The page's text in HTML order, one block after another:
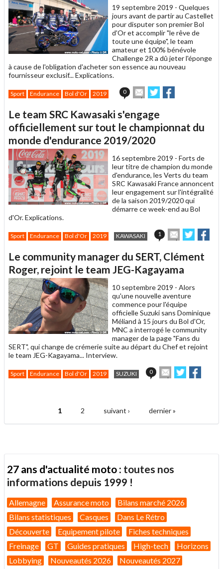
19 septembre 2019 - Quelques
jours avant de partir au Castellet
pour disputer son premier Bol
d'Or et accomplir "le rêve de
toute une équipe", le team
amateur et 100% bénévole
Challenge 2R a dû jeter l'éponge
à cause de l'obligation d'acheter son essence au nouveau
fournisseur exclusif... Explications.
Sport Endurance Bol d'Or 2019 0
Envoyer
cet
à
un
ami
Partager
sur sur
Le team SRC Kawasaki s'engage
officiellement sur tout le championnat du
monde d'endurance 2019/2020
16 septembre 2019 - Forts de
leur titre de champion du monde
d'endurance, les Verts du team
SRC Kawasaki France annoncent
leur engagement sur l'intégralité
de la saison 2019/2020 qui
démarre ce week-end au Bol
d'Or. Explications.
Sport Endurance Bol d'Or 2019 KAWASAKI 1
Envoyer
cet
à
un
ami
Partager
sur sur
Le community manager du SERT, Clément
Roger, rejoint le team JEG-Kagayama
10 septembre 2019 - Alors
qu'une nouvelle aventure
commence pour l'équipe
officielle Suzuki sans Dominique
Méliand à 15 jours du Bol d'Or,
MNC a interrogé le community
manager de la page "Fans du
SERT", qui change de crémerie suite au départ du Chef et rejoint
le team JEG-Kagayama... Interview.
Sport Endurance Bol d'Or 2019 SUZUKI 0
Envoyer
cet
ami
Partager
sur sur
1 2 suivant › dernier »
27 ans d'actualité moto : toutes nos
informations depuis 1999 !
Allemagne Assurance moto
Bilans marché 2026
Bilans statistiques
Casques
Dans Le Rétro
Découverte
Equipement pilote
Fiches techniques
Freinage
GT Guides pratiques High-tech
Horizons
Lobbying
Nouveautés 2026 Nouveautés 2027